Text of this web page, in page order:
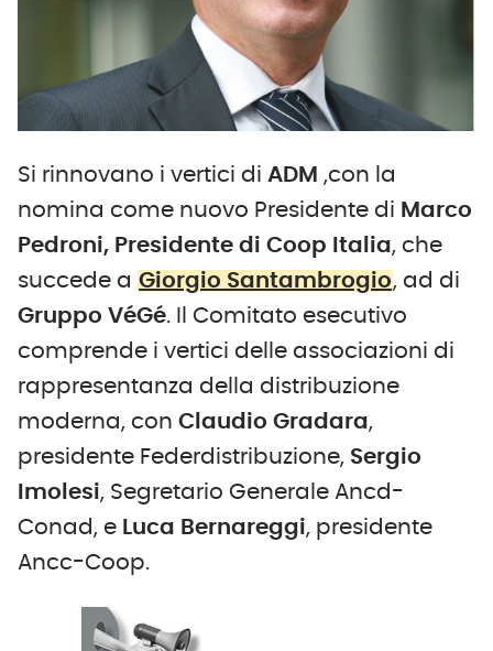
Si rinnovano i vertici di ADM ,con la
nomina come nuovo Presidente di Marco
Pedroni, Presidente di Coop Italia, che
succede a Giorgio Santambrogio, ad di
Gruppo VéGé. Il Comitato esecutivo
comprende i vertici delle associazioni di
rappresentanza della distribuzione
moderna, con Claudio Gradara,
presidente Federdistribuzione, Sergio
Imolesi, Segretario Generale Ancd-
Conad, e Luca Bernareggi, presidente
Ancc-Coop.